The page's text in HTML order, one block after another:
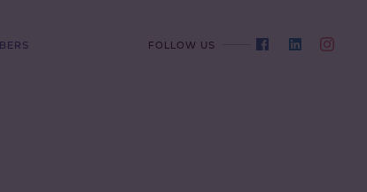
FOLLOW US